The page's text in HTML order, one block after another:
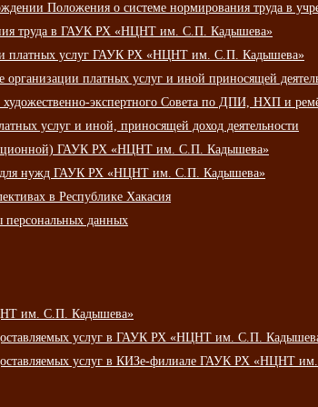
Положения о системе нормирования труда в
труда в ГАУК РХ «НЦНТ им. С.П. Кадышева»
платных услуг ГАУК РХ «НЦНТ им. С.П. Кадышева»
платных услуг и иной приносящей
художественно-экспертного Совета по ДПИ, НХП и
услуг и иной, приносящей доход деятельности
ГАУК РХ «НЦНТ им. С.П. Кадышева»
для нужд ГАУК РХ «НЦНТ им. С.П. Кадышева»
в Республике Хакасия
данных
им. С.П. Кадышева»
услуг в ГАУК РХ «НЦНТ им. С.П.
услуг в КИЗе-филиале ГАУК РХ «НЦНТ